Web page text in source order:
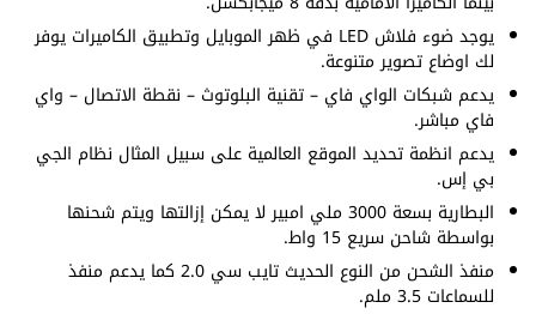
يوجد ضوء فلاش LED في ظهر الموبايل وتطبيق الكاميرات يوفر
لك اوضاع تصوير متنوعة.
يدعم شبكات الواي فاي – تقنية البلوتوث – نقطة الاتصال – واي
فاي مباشر.
يدعم انظمة تحديد الموقع العالمية على سبيل المثال نظام الجي
بي إس.
البطارية بسعة 3000 ملي امبير لا يمكن إزالتها ويتم شحنها
بواسطة شاحن سريع 15 واط.
منفذ الشحن من النوع الحديث تايب سي 2.0 كما يدعم منفذ
للسماعات 3.5 ملم.